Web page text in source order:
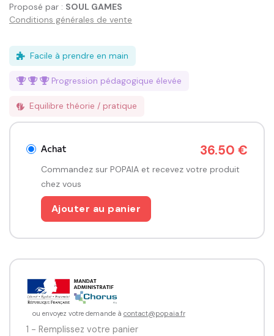
toujours un booster pour ça !
Proposé par : SOUL GAMES
Conditions générales de vente
Facile à prendre en main
Progression pédagogique élevée
Equilibre théorie / pratique
Achat 36.50 €
Commandez sur POPAIA et recevez votre produit
chez vous
Ajouter au panier
ou envoyez votre demande à contact@popaia.fr
1 - Remplissez votre panier